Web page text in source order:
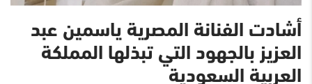
أشادت الفنانة المصرية ياسمين عبد
العزيز بالجهود التي تبذلها المملكة
العربية السعودية